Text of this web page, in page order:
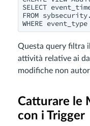
SELECT
FROM
WHERE
Questa query filtra
attività relative ai
modifiche non
Catturare le
con i Trigger